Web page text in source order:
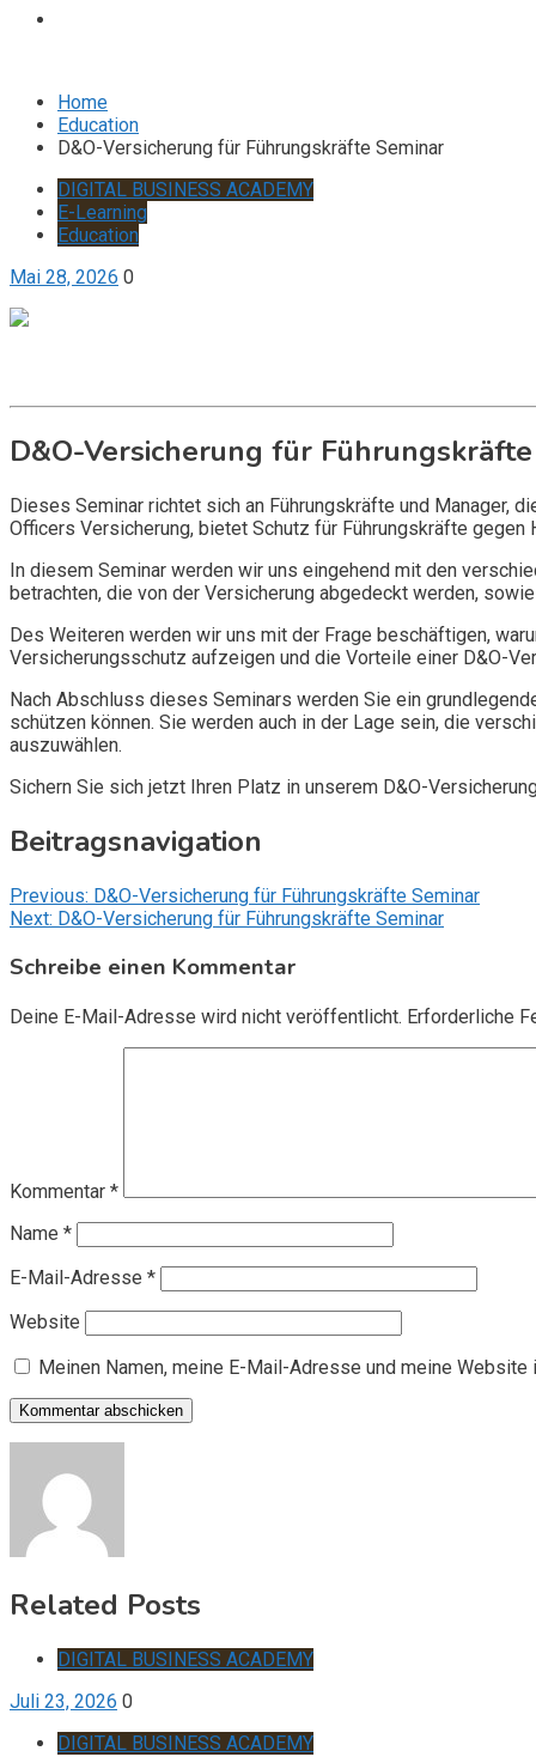
Home
Education
D&O-Versicherung für Führungskräfte Seminar
DIGITAL BUSINESS ACADEMY
E-Learning
Education
Mai 28, 2026 0
D&O-Versicherung für
Dieses Seminar richtet sich an Führungskräfte und Manager,
Officers Versicherung, bietet Schutz für Führungskräfte
In diesem Seminar werden wir uns eingehend mit den
betrachten, die von der Versicherung abgedeckt werden,
Des Weiteren werden wir uns mit der Frage beschäftigen,
Versicherungsschutz aufzeigen und die Vorteile einer D&O-
Nach Abschluss dieses Seminars werden Sie ein
schützen können. Sie werden auch in der Lage sein, die
auszuwählen.
Sichern Sie sich jetzt Ihren Platz in unserem D&O-
Beitragsnavigation
Previous: D&O-Versicherung für Führungskräfte Seminar
Next: D&O-Versicherung für Führungskräfte Seminar
Schreibe einen Kommentar
Deine E-Mail-Adresse wird nicht veröffentlicht. Erforderliche
Kommentar *
Name *
E-Mail-Adresse *
Website
Meinen Namen, meine E-Mail-Adresse und meine
Related Posts
DIGITAL BUSINESS ACADEMY
Juli 23, 2026 0
DIGITAL BUSINESS ACADEMY